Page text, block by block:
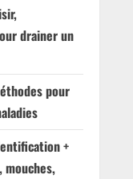
drainer un
pour
+
mouches,